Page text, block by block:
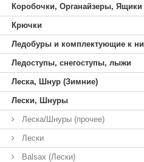
Коробочки, Органайзеры, Ящики
Крючки
Ледобуры и комплектующие к
Ледоступы, снегоступы, лыжи
Леска, Шнур (Зимние)
Лески, Шнуры
Леска/Шнуры (прочее)
Лески
Balsax (Лески)